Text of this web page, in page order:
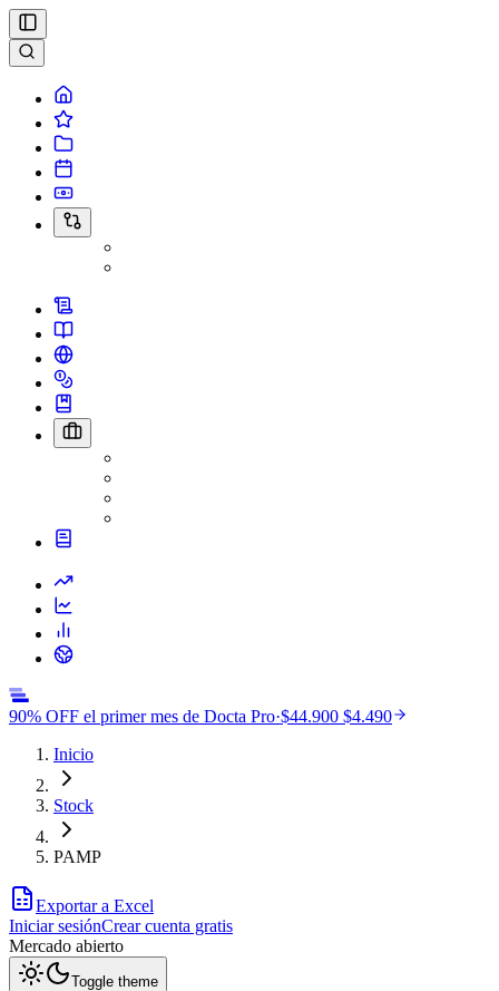
90% OFF el primer mes de Docta Pro·$44.900 $4.490
Inicio
Stock
PAMP
Exportar a Excel
Iniciar sesiónCrear cuenta gratis
Mercado abierto
Toggle theme